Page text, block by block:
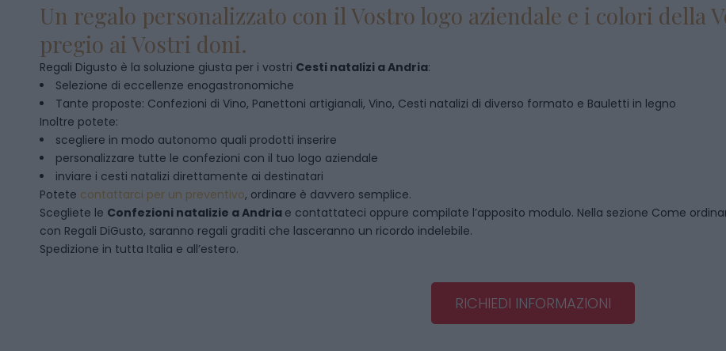
Un regalo personalizzato con il Vostro logo aziendale e i colori della
pregio ai Vostri doni.
Regali Digusto è la soluzione giusta per i vostri Cesti natalizi aAndria:
Selezione di eccellenze enogastronomiche
Tante proposte: Confezioni di Vino, Panettoni artigianali, Vino, Cesti natalizi di diverso formato e Bauletti in legno
Inoltre potete:
scegliere in modo autonomo quali prodotti inserire
personalizzare tutte le confezioni con il tuo logo aziendale
inviare i cesti natalizi direttamente ai destinatari
Potete contattarci per un preventivo, ordinare è davvero semplice.
Scegliete le Confezioni natalizie aAndria e contattateci oppure compilate l’apposito modulo. Nella sezione Come
con Regali DiGusto, saranno regali graditi che lasceranno un ricordo indelebile.
Spedizione in tutta Italia e all’estero.
RICHIEDI INFORMAZIONI